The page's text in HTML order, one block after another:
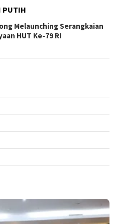
PUTIH
Melaunching Serangkaian
HUT Ke-79 RI